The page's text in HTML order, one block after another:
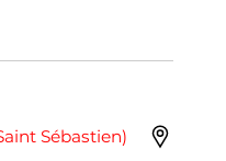
Sébastien)